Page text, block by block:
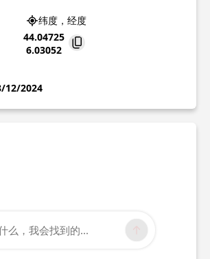
纬度，经度
44.04725
6.03052
12/2024
么，我会找到的...